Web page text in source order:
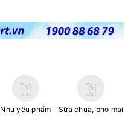
Nhu yếu phẩm Sữa chua, phô mai